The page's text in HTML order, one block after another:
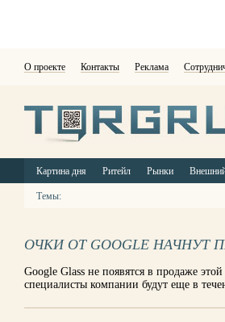
О проекте Контакты Реклама
Картина дня Ритейл Рынки
Темы:
ОЧКИ ОТ GOOGLE НАЧНУТ
Google Glass не появятся в продаже
специалисты компании будут еще в